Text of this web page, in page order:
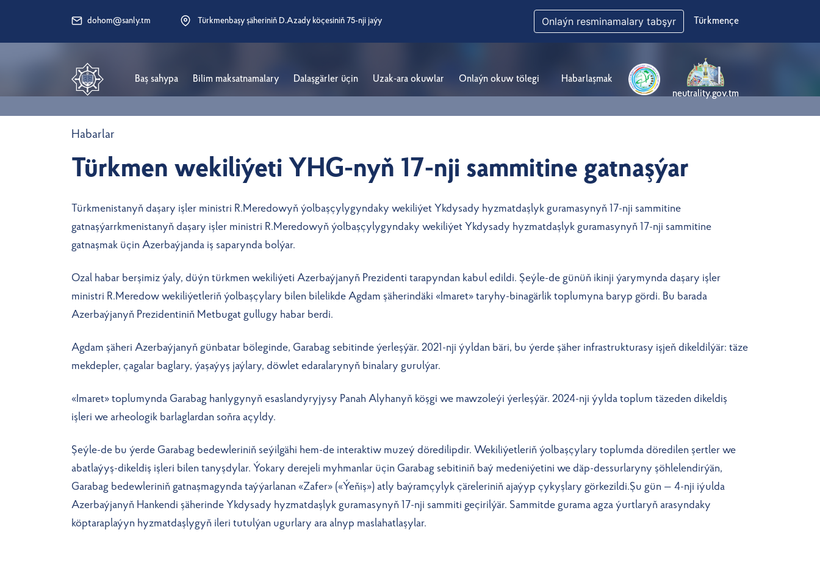
dohom@sanly.tm Türkmenbaşy şäheriniň D.Azady köçesiniň 75-nji jaýy Onlaýn resminamalary tabşyr Türkmençe
Baş sahypa Bilim maksatnamalary Dalaşgärler üçin Uzak-ara okuwlar Onlaýn okuw tölegi
Habarlaşmak
neutrality.gov.tm
Habarlar
Türkmen wekiliýeti YHG-nyň 17-nji sammitine gatnaşýar
Türkmenistanyň daşary işler ministri R.Meredowyň ýolbaşçylygyndaky wekiliýet Ykdysady hyzmatdaşlyk guramasynyň 17-nji sammitine
gatnaşýarrkmenistanyň daşary işler ministri R.Meredowyň ýolbaşçylygyndaky wekiliýet Ykdysady hyzmatdaşlyk guramasynyň 17-nji sammitine
gatnaşmak üçin Azerbaýjanda iş saparynda bolýar.
Ozal habar berşimiz ýaly, düýn türkmen wekiliýeti Azerbaýjanyň Prezidenti tarapyndan kabul edildi. Şeýle-de günüň ikinji ýarymynda daşary işler
ministri R.Meredow wekiliýetleriň ýolbaşçylary bilen bilelikde Agdam şäherindäki «Imaret» taryhy-binagärlik toplumyna baryp gördi. Bu barada
Azerbaýjanyň Prezidentiniň Metbugat gullugy habar berdi.
Agdam şäheri Azerbaýjanyň günbatar böleginde, Garabag sebitinde ýerleşýär. 2021-nji ýyldan bäri, bu ýerde şäher infrastrukturasy işjeň dikeldilýär: täze
mekdepler, çagalar baglary, ýaşaýyş jaýlary, döwlet edaralarynyň binalary gurulýar.
«Imaret» toplumynda Garabag hanlygynyň esaslandyryjysy Panah Alyhanyň köşgi we mawzoleýi ýerleşýär. 2024-nji ýylda toplum täzeden dikeldiş
işleri we arheologik barlaglardan soňra açyldy.
Şeýle-de bu ýerde Garabag bedewleriniň seýilgähi hem-de interaktiw muzeý döredilipdir. Wekiliýetleriň ýolbaşçylary toplumda döredilen şertler we
abatlaýyş-dikeldiş işleri bilen tanyşdylar. Ýokary derejeli myhmanlar üçin Garabag sebitiniň baý medeniýetini we däp-dessurlaryny şöhlelendirýän,
Garabag bedewleriniň gatnaşmagynda taýýarlanan «Zafer» («Ýeňiş») atly baýramçylyk çäreleriniň ajaýyp çykyşlary görkezildi.Şu gün — 4-nji iýulda
Azerbaýjanyň Hankendi şäherinde Ykdysady hyzmatdaşlyk guramasynyň 17-nji sammiti geçirilýär. Sammitde gurama agza ýurtlaryň arasyndaky
köptaraplaýyn hyzmatdaşlygyň ileri tutulýan ugurlary ara alnyp maslahatlaşylar.